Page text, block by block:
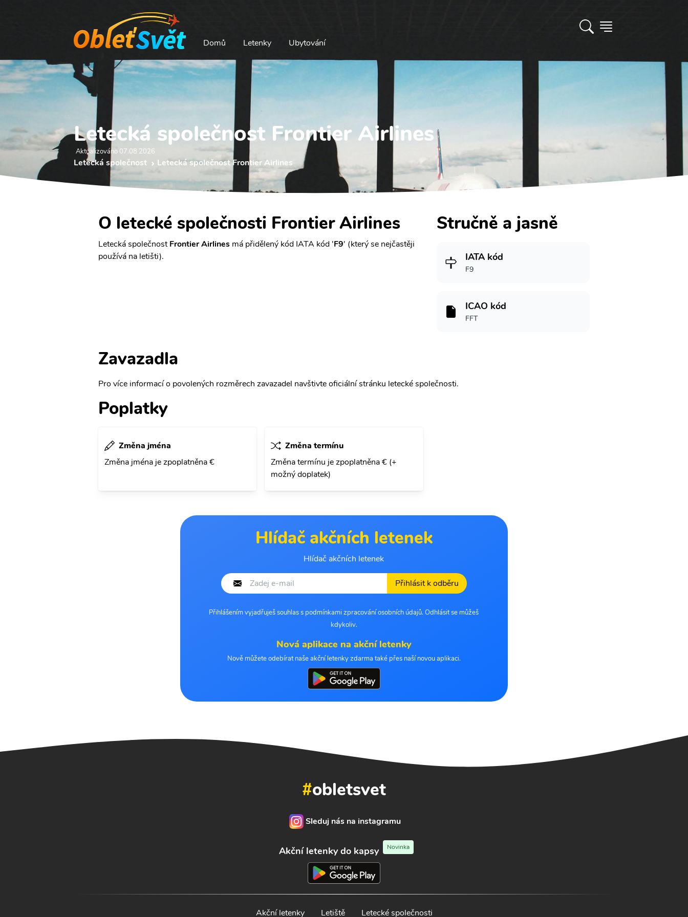
Domů Letenky Ubytování
Letecká společnost Frontier Airlines
Aktualizováno 07.08 2026
Letecká společnost Letecká společnost Frontier Airlines
O letecké společnosti Frontier Airlines
Letecká společnostFrontier Airlines má přidělený kód IATA kód 'F9' (který se nejčastěji
používá na letišti).
Stručně a jasně
IATA kód
F9
ICAO kód
FFT
Zavazadla
Pro více informací o povolených rozměrech zavazadel navštivte oficiální stránku letecké společnosti.
Poplatky
Změna jména
Změna jména je zpoplatněna €
Změna termínu
Změna termínu je zpoplatněna € (+
možný doplatek)
Hlídač akčních letenek
Hlídač akčních letenek
Přihlásit k odběru
Přihlášením vyjadřuješ souhlas s podmínkami zpracování osobních údajů. Odhlásit se můžeš
kdykoliv.
Nová aplikace na akční letenky
Nově můžete odebírat naše akční letenky zdarma také přes naší novou aplikaci.
#obletsvet
Sleduj nás na instagramu
Akční letenky do kapsy Novinka
Akční letenky Letiště Letecké společnosti